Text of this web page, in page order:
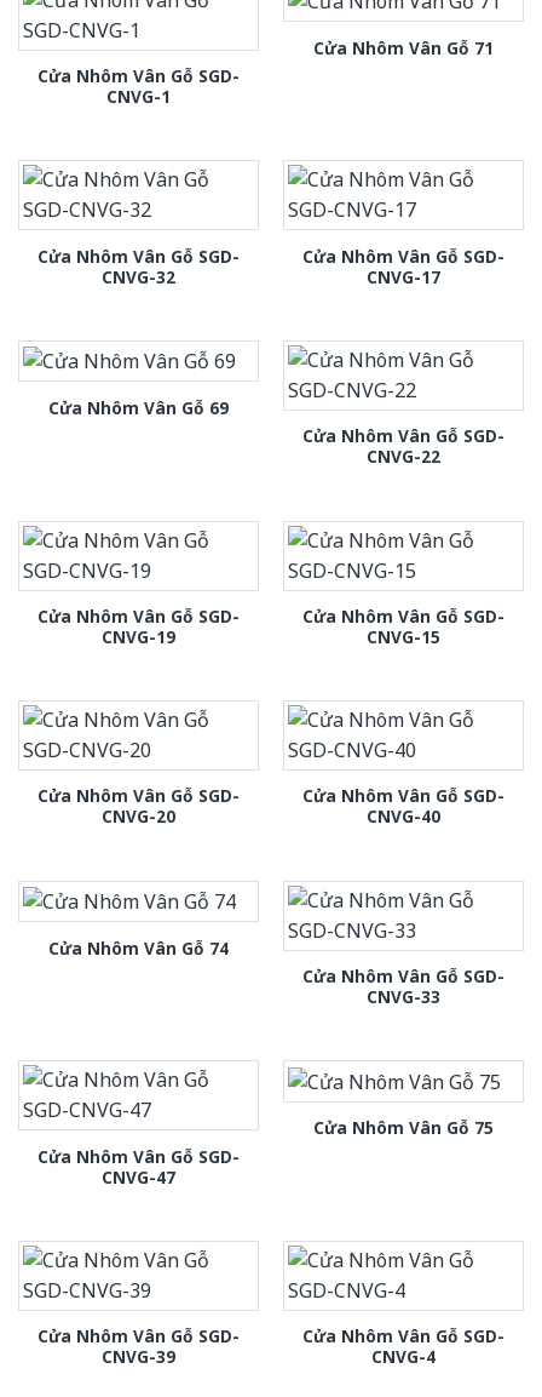
Cửa Nhôm Vân Gỗ SGD-
CNVG-1
Cửa Nhôm Vân Gỗ 71
Cửa Nhôm Vân Gỗ SGD-
CNVG-32
Cửa Nhôm Vân Gỗ SGD-
CNVG-17
Cửa Nhôm Vân Gỗ 69
Cửa Nhôm Vân Gỗ SGD-
CNVG-22
Cửa Nhôm Vân Gỗ SGD-
CNVG-19
Cửa Nhôm Vân Gỗ SGD-
CNVG-15
Cửa Nhôm Vân Gỗ SGD-
CNVG-20
Cửa Nhôm Vân Gỗ SGD-
CNVG-40
Cửa Nhôm Vân Gỗ 74
Cửa Nhôm Vân Gỗ SGD-
CNVG-33
Cửa Nhôm Vân Gỗ SGD-
CNVG-47
Cửa Nhôm Vân Gỗ 75
Cửa Nhôm Vân Gỗ SGD-
CNVG-39
Cửa Nhôm Vân Gỗ SGD-
CNVG-4